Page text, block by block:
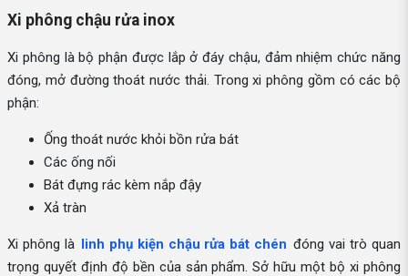
Xi phông chậu rửa inox
Xi phông là bộ phận được lắp ở đáy chậu, đảm nhiệm chức năng
đóng, mở đường thoát nước thải. Trong xi phông gồm có các bộ
phận:
Ống thoát nước khỏi bồn rửa bát
Các ống nối
Bát đựng rác kèm nắp đậy
Xả tràn
Xi phông là linh phụ kiện chậu rửa bát chén đóng vai trò quan
trọng quyết định độ bền của sản phẩm. Sở hữu một bộ xi phông